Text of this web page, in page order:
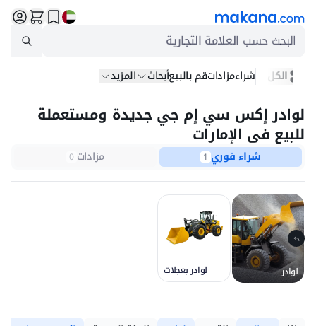
البحث حسب العلامة التجارية
الكل شراءمزاداتقم بالبيعأبحاث المزيد
لوادر إكس سي إم جي جديدة ومستعملة
للبيع في الإمارات
شراء فوري 1 مزادات 0
لوادر لوادر بعجلات